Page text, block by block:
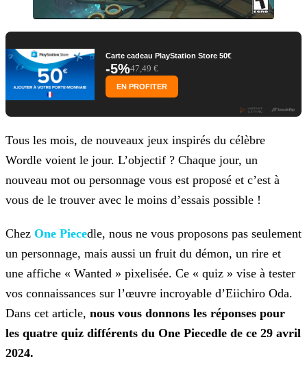
Carte cadeau PlayStation Store 50€
-5%47,49 €
EN PROFITER
Tous les mois, de nouveaux jeux inspirés du célèbre
Wordle voient le jour. L’objectif ? Chaque jour, un
nouveau mot ou personnage vous est proposé et c’est à
vous de le trouver avec le moins d’essais possible !
Chez One Piecedle, nous ne vous proposons pas seulement
un personnage, mais aussi un fruit du démon, un rire et
une affiche « Wanted » pixelisée. Ce « quiz » vise à tester
vos connaissances sur l’œuvre incroyable d’Eiichiro Oda.
Dans cet article, nous vous donnons les réponses pour
les quatre quiz différents du One Piecedle de ce 29 avril
2024.